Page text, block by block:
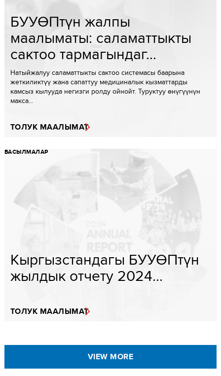
БУУӨПтүн жалпы
маалыматы: cаламаттыкты
сактоо тармагындаг...
Натыйжалуу саламаттыкты сактоо системасы баарына
жеткиликтүү жана сапаттуу медициналык кызматтарды
камсыз кылууда негизги ролду ойнойт. Туруктуу өнүгүүнүн
макса...
ТОЛУК МААЛЫМАТ
БАСЫЛМАЛАР
Кыргызстандагы БУУӨПтүн
жылдык отчету 2024...
ТОЛУК МААЛЫМАТ
VIEW MORE